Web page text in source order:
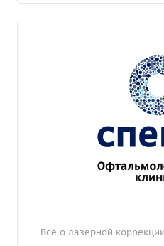
Всё о лазерной